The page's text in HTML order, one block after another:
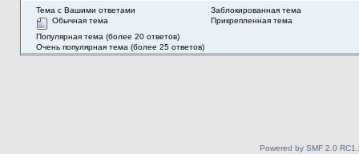
Тема с Вашими ответами
Обычная тема
Популярная тема (более 20 ответов)
Очень популярная тема (более 25 ответов)
Заблокированная тема
Прикрепленная тема
Powered by SMF 2.0